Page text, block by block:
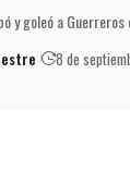
y goleó a Guerreros
8 de